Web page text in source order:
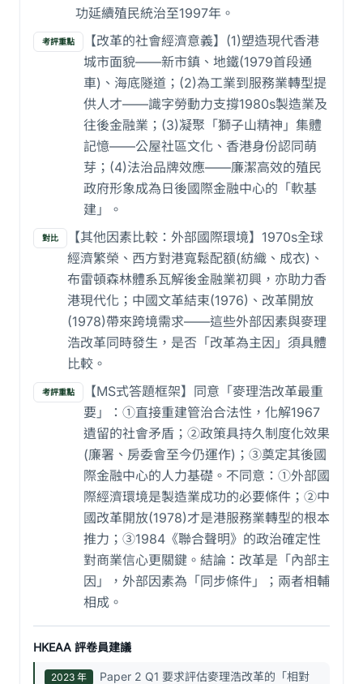
功延續殖民統治至1997年。
考評重點
【改革的社會經濟意義】(1)塑造現代香港
城市面貌——新市鎮、地鐵(1979首段通
車)、海底隧道；(2)為工業到服務業轉型提
供人才——識字勞動力支撐1980s製造業及
往後金融業；(3)凝聚「獅子山精神」集體
記憶——公屋社區文化、香港身份認同萌
芽；(4)法治品牌效應——廉潔高效的殖民
政府形象成為日後國際金融中心的「軟基
建」。
對比
【其他因素比較：外部國際環境】1970s全球
經濟繁榮、西方對港寬鬆配額(紡織、成衣)、
布雷頓森林體系瓦解後金融業初興，亦助力香
港現代化；中國文革結束(1976)、改革開放
(1978)帶來跨境需求——這些外部因素與麥理
浩改革同時發生，是否「改革為主因」須具體
比較。
考評重點
【MS式答題框架】同意「麥理浩改革最重
要」：①直接重建管治合法性，化解1967
遺留的社會矛盾；②政策具持久制度化效果
(廉署、房委會至今仍運作)；③奠定其後國
際金融中心的人力基礎。不同意：①外部國
際經濟環境是製造業成功的必要條件；②中
國改革開放(1978)才是港服務業轉型的根本
推力；③1984《聯合聲明》的政治確定性
對商業信心更關鍵。結論：改革是「內部主
因」，外部因素為「同步條件」；兩者相輔
相成。
HKEAA 評卷員建議
2023 年
Paper 2 Q1 要求評估麥理浩改革的「相對